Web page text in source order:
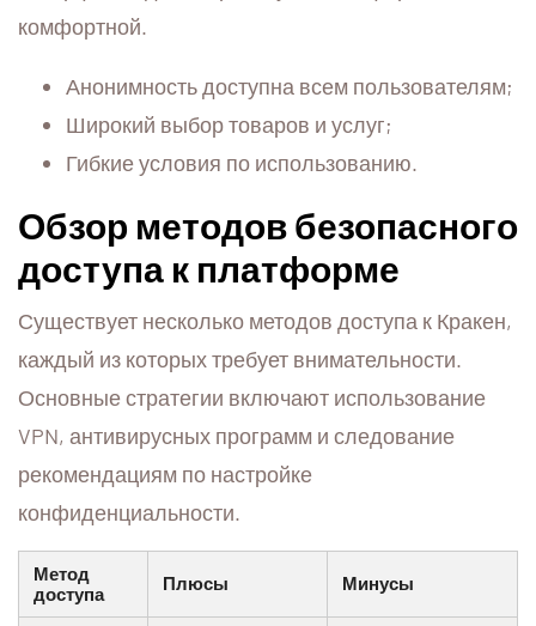
комфортной.
Анонимность доступна всем пользователям;
Широкий выбор товаров и услуг;
Гибкие условия по использованию.
Обзор методов безопасного
доступа к платформе
Существует несколько методов доступа к Кракен,
каждый из которых требует внимательности.
Основные стратегии включают использование
VPN, антивирусных программ и следование
рекомендациям по настройке
конфиденциальности.
Метод
доступа
Плюсы Минусы